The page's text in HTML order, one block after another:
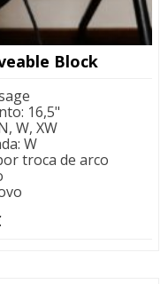
Block
: 16,5"
W, XW
: W
troca de arco